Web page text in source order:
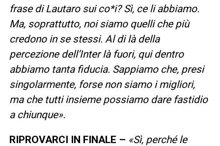
frase di Lautaro sui co*i? Sì, ce li abbiamo.
Ma, soprattutto, noi siamo quelli che più
credono in se stessi. Al di là della
percezione dell’Inter là fuori, qui dentro
abbiamo tanta fiducia. Sappiamo che, presi
singolarmente, forse non siamo i migliori,
ma che tutti insieme possiamo dare fastidio
a chiunque».
RIPROVARCI IN FINALE – «Sì, perché le